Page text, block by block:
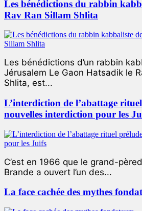
Les bénédictions du rabbin
Rav Ran Sillam Shlita
Les bénédictions d’un rabbin
Jérusalem Le Gaon Hatsadik le
Shlita, est...
L’interdiction de l’abattage
nouvelles interdiction pour les
C’est en 1966 que le grand-
Brande a ouvert l’un des...
La face cachée des mythes